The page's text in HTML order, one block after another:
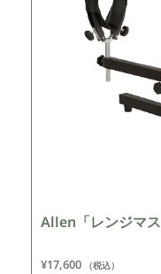
Allen「レンジマ
¥17,600 （税込）